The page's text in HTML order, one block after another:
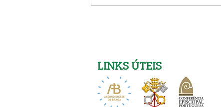
LINKS ÚTEIS